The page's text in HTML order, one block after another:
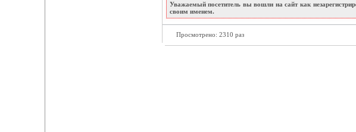
Уважаемый посетитель вы вошли на сайт как
своим именем.
Просмотрено: 2310 раз